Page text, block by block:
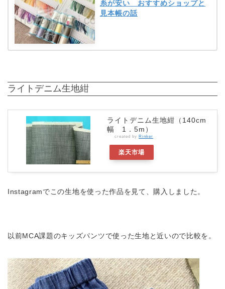
糸が安い おすすめショップと
見本帳の話
ライトデニム生地紺
ライトデニム生地紺（140cm
幅 1．5m）
created by Rinker
楽天市場
Instagramでこの生地を使った作品を見て、購入しました。
以前MCA課題のキッズパンツで使った生地と近いので比較を。